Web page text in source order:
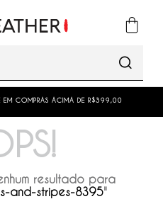
EM COMPRAS ACIMA DE R$399,00
resultado para
and-stripes-8395"